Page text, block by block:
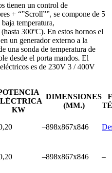
tienen un control de
+ “”Scroll””, se compone de 5
temperatura,
300ºC). En estos hornos el
un generador externo a la
una sonda de temperatura de
desde el porta mandos. El
es de 230V 3 / 400V
KW
DIMENSIONES
(MM.)
–898x867x846
–898x867x846 –